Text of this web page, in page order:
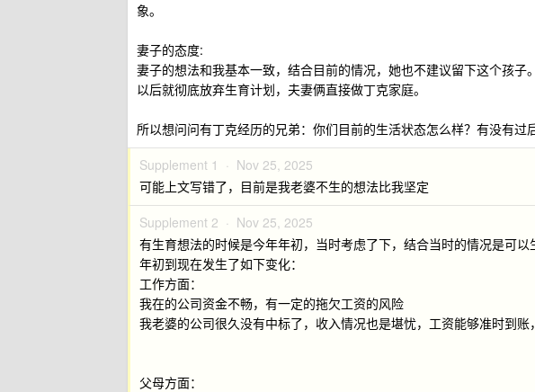
象。
妻子的态度:
妻子的想法和我基本一致，结合目前的情况，她也不建议留下这个孩子
以后就彻底放弃生育计划，夫妻俩直接做丁克家庭。
所以想问问有丁克经历的兄弟：你们目前的生活状态怎么样？有没有过
Supplement 1 · Nov 25, 2025
可能上文写错了，目前是我老婆不生的想法比我坚定
Supplement 2 · Nov 25, 2025
有生育想法的时候是今年年初，当时考虑了下，结合当时的情况是可以
年初到现在发生了如下变化：
工作方面：
我在的公司资金不畅，有一定的拖欠工资的风险
我老婆的公司很久没有中标了，收入情况也是堪忧，工资能够准时到
父母方面：